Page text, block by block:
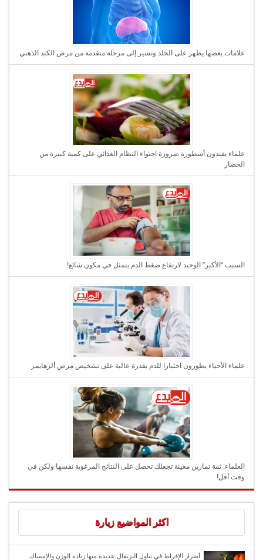
علامات بعضها يظهر على الجلد وتشير إلى مرحلة متقدمة من مرض الكبد الدهني
علماء يفندون أسطورة ضرورة احتواء النظام الغذائي على كمية كبيرة من
الخضار
السبب “الأكبر” الوحيد لارتفاع ضغط الدم يتمثل في مكون شائع!
علماء الأحياء يطورون اختبارا للدم بقدرة عالية على تشخيص مرض ألزهايمر
العلماء: ثمة تمارين معينة تجعلك تحصل على النتائج المرغوبة نفسها ولكن في
وقت أقل!
اكثر المواضيع زيارة
أضرار الإفراط في تناول البرتقال عديدة منها زيادة الوزن والإمساك